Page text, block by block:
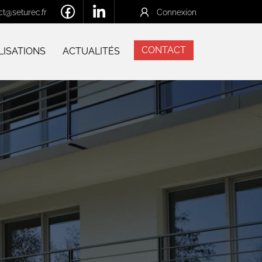
Connexion
ACTUALITÉS CONTACT